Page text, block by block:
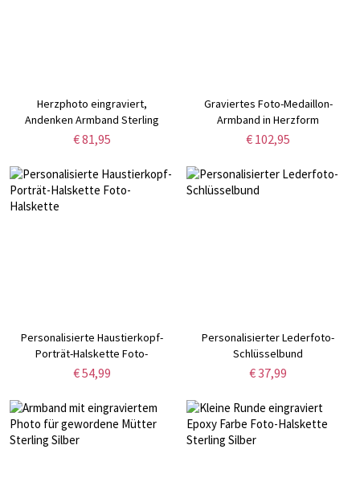
Herzphoto eingraviert,
Andenken Armband Sterling
Silber
€ 81,95
Graviertes Foto-Medaillon-
Armband in Herzform
€ 102,95
Personalisierte Haustierkopf-
Porträt-Halskette Foto-
Halskette
€ 54,99
Personalisierter Lederfoto-
Schlüsselbund
€ 37,99